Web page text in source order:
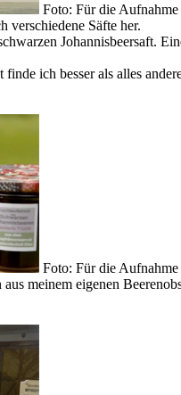
Foto: Für die
verschiedene Säfte her.
Johannisbeersaft.
ich besser als alles
Foto: Für die
meinem eigenen